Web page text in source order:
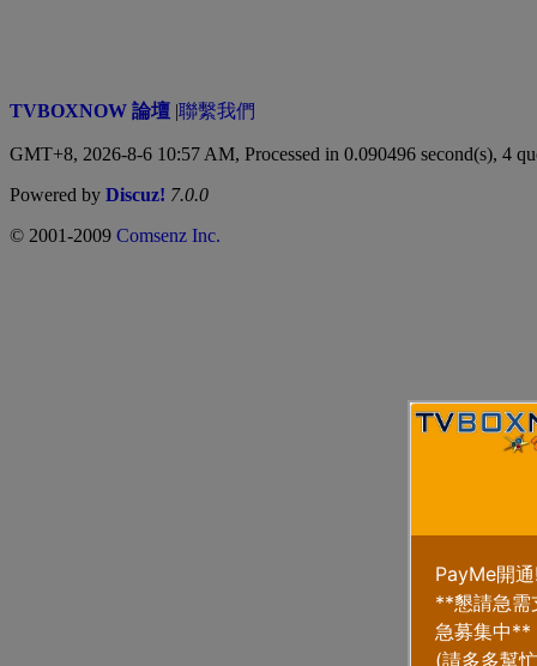
TVBOXNOW 論壇 |聯繫我們
GMT+8, 2026-8-6 10:57 AM, Processed in 0.090496 second(s), 4
Powered by Discuz! 7.0.0
© 2001-2009 Comsenz Inc.